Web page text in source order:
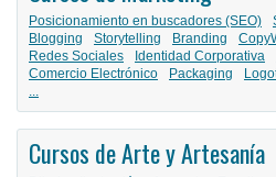
Posicionamiento en buscadores (SEO)
Blogging
Storytelling Branding
Redes Sociales
Identidad Corporativa
Comercio Electrónico
Packaging
...
Cursos de Arte y Artesanía